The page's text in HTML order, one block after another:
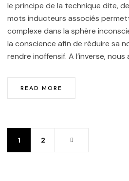
le principe de la technique dite,
mots inducteurs associés
complexe dans la sphère
la conscience afin de réduire sa
rendre inoffensif. A l’inverse, nous
READ MORE
1 2